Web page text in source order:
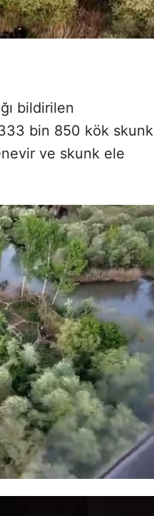
bildirilen
bin 850 kök skunk
ve skunk ele